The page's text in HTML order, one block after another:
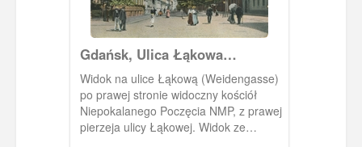
Gdańsk, Ulica Łąkowa
(Weidengasse)
Widok na ulice Łąkową (Weidengasse)
po prawej stronie widoczny kościół
Niepokalanego Poczęcia NMP, z prawej
pierzeja ulicy Łąkowej. Widok ze